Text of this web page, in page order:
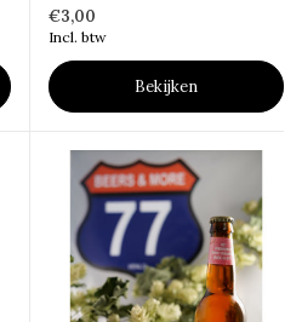
€3,00
Incl. btw
Bekijken